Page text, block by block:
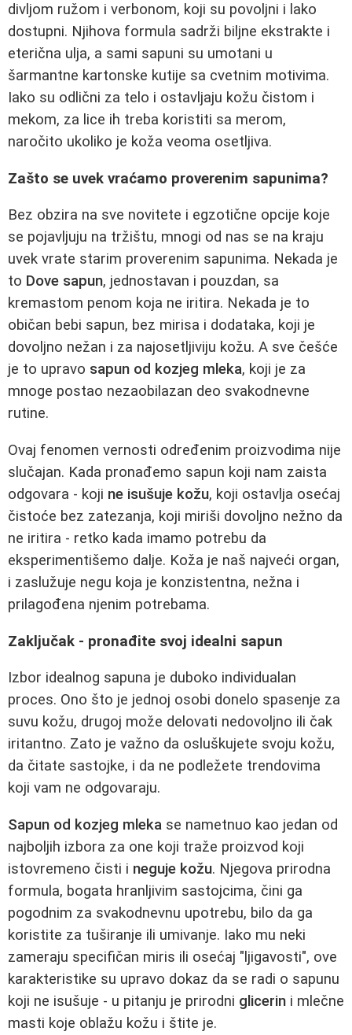
divljom ružom i verbonom, koji su povoljni i lako
dostupni. Njihova formula sadrži biljne ekstrakte i
eterična ulja, a sami sapuni su umotani u
šarmantne kartonske kutije sa cvetnim motivima.
Iako su odlični za telo i ostavljaju kožu čistom i
mekom, za lice ih treba koristiti sa merom,
naročito ukoliko je koža veoma osetljiva.
Zašto se uvek vraćamo proverenim sapunima?
Bez obzira na sve novitete i egzotične opcije koje
se pojavljuju na tržištu, mnogi od nas se na kraju
uvek vrate starim proverenim sapunima. Nekada je
to Dove sapun, jednostavan i pouzdan, sa
kremastom penom koja ne iritira. Nekada je to
običan bebi sapun, bez mirisa i dodataka, koji je
dovoljno nežan i za najosetljiviju kožu. A sve češće
je to upravo sapun od kozjeg mleka, koji je za
mnoge postao nezaobilazan deo svakodnevne
rutine.
Ovaj fenomen vernosti određenim proizvodima nije
slučajan. Kada pronađemo sapun koji nam zaista
odgovara - koji ne isušuje kožu, koji ostavlja osećaj
čistoće bez zatezanja, koji miriši dovoljno nežno da
ne iritira - retko kada imamo potrebu da
eksperimentišemo dalje. Koža je naš najveći organ,
i zaslužuje negu koja je konzistentna, nežna i
prilagođena njenim potrebama.
Zaključak - pronađite svoj idealni sapun
Izbor idealnog sapuna je duboko individualan
proces. Ono što je jednoj osobi donelo spasenje za
suvu kožu, drugoj može delovati nedovoljno ili čak
iritantno. Zato je važno da osluškujete svoju kožu,
da čitate sastojke, i da ne podležete trendovima
koji vam ne odgovaraju.
Sapun od kozjeg mleka se nametnuo kao jedan od
najboljih izbora za one koji traže proizvod koji
istovremeno čisti i neguje kožu. Njegova prirodna
formula, bogata hranljivim sastojcima, čini ga
pogodnim za svakodnevnu upotrebu, bilo da ga
koristite za tuširanje ili umivanje. Iako mu neki
zameraju specifičan miris ili osećaj "ljigavosti", ove
karakteristike su upravo dokaz da se radi o sapunu
koji ne isušuje - u pitanju je prirodni glicerin i mlečne
masti koje oblažu kožu i štite je.